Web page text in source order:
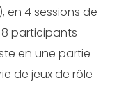
4 sessions de
participants
en une partie
de jeux de rôle